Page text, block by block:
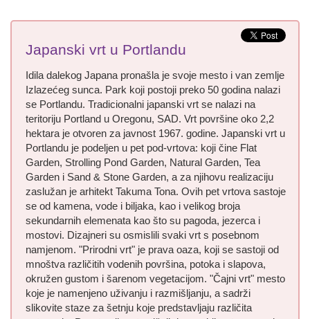
Japanski vrt u Portlandu
Idila dalekog Japana pronašla je svoje mesto i van zemlje
Izlazećeg sunca. Park koji postoji preko 50 godina nalazi
se Portlandu. Tradicionalni japanski vrt se nalazi na
teritoriju Portland u Oregonu, SAD. Vrt površine oko 2,2
hektara je otvoren za javnost 1967. godine. Japanski vrt u
Portlandu je podeljen u pet pod-vrtova: koji čine Flat
Garden, Strolling Pond Garden, Natural Garden, Tea
Garden i Sand & Stone Garden, a za njihovu realizaciju
zaslužan je arhitekt Takuma Tona. Ovih pet vrtova sastoje
se od kamena, vode i biljaka, kao i velikog broja
sekundarnih elemenata kao što su pagoda, jezerca i
mostovi. Dizajneri su osmislili svaki vrt s posebnom
namjenom. "Prirodni vrt" je prava oaza, koji se sastoji od
mnoštva različitih vodenih površina, potoka i slapova,
okružen gustom i šarenom vegetacijom. "Čajni vrt" mesto
koje je namenjeno uživanju i razmišljanju, a sadrži
slikovite staze za šetnju koje predstavljaju različita